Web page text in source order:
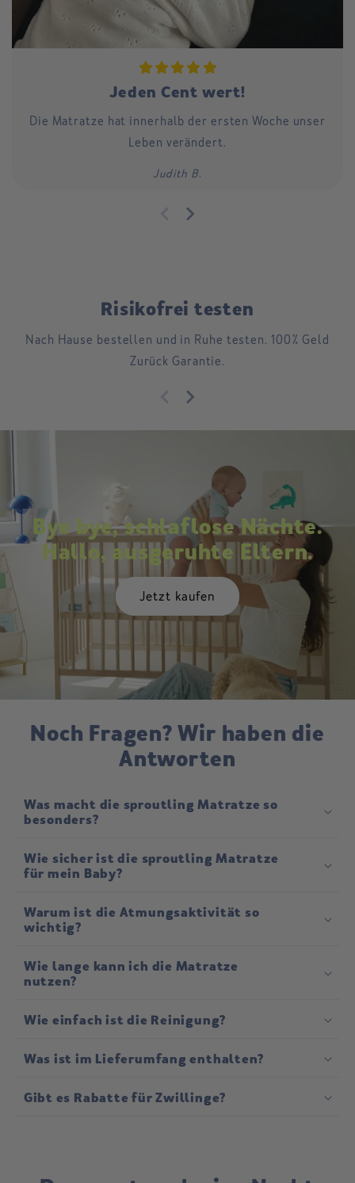
Jeden Cent wert!
Die Matratze hat innerhalb der ersten Woche unser
Leben verändert.
Judith B.
Risikofrei testen
Nach Hause bestellen und in Ruhe testen. 100% Geld
Zurück Garantie.
Bye bye, schlaflose Nächte.
Hallo, ausgeruhte Eltern.
Jetzt kaufen
Noch Fragen? Wir haben die
Antworten
Was macht die sproutling Matratze so
besonders?
Wie sicher ist die sproutling Matratze
für mein Baby?
Warum ist die Atmungsaktivität so
wichtig?
Wie lange kann ich die Matratze
nutzen?
Wie einfach ist die Reinigung?
Was ist im Lieferumfang enthalten?
Gibt es Rabatte für Zwillinge?